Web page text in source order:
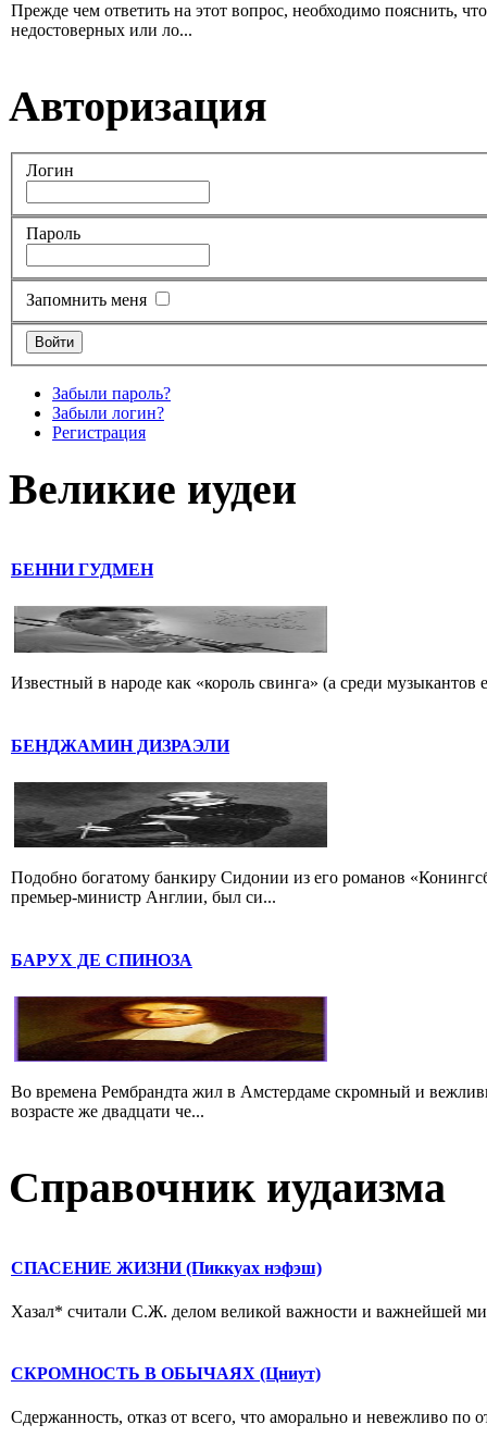
Прежде чем ответить на этот вопрос, необходимо пояснить,
недостоверных или ло...
Авторизация
Логин
Пароль
Запомнить меня
Забыли пароль?
Забыли логин?
Регистрация
Великие иудеи
БЕННИ ГУДМЕН
Известный в народе как «король свинга» (а среди
БЕНДЖАМИН ДИЗРАЭЛИ
Подобно богатому банкиру Сидонии из его романов
премьер-министр Англии, был си...
БАРУХ ДЕ СПИНОЗА
Во времена Рембрандта жил в Амстердаме скромный и
возрасте же двадцати че...
Справочник иудаизма
СПАСЕНИЕ ЖИЗНИ (Пиккуах нэфэш)
Хазал* считали С.Ж. делом великой важности и важнейшей
СКРОМНОСТЬ В ОБЫЧАЯХ (Цниут)
Сдержанность, отказ от всего, что аморально и невежливо